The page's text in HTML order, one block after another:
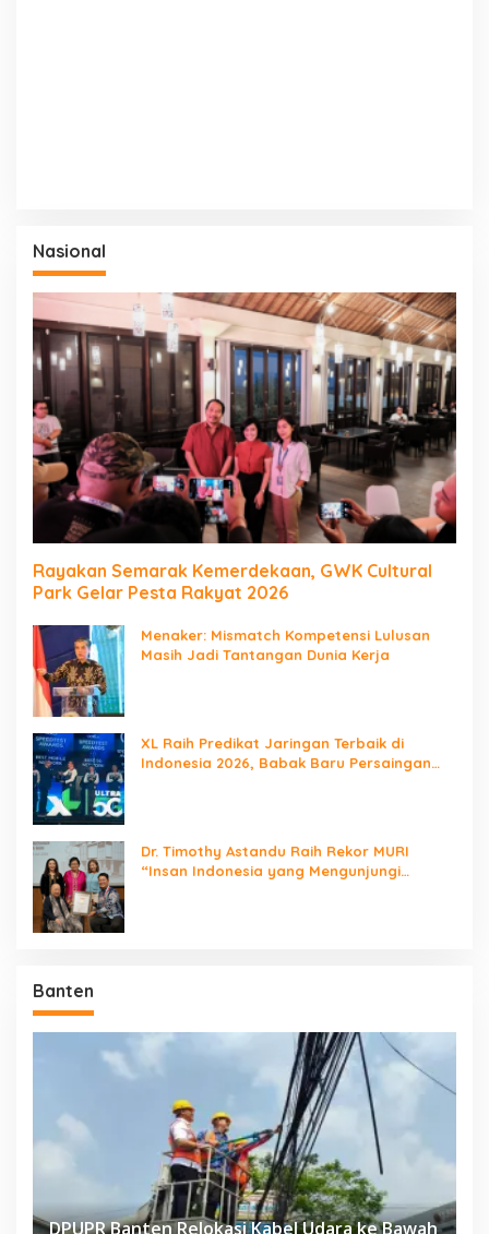
Nasional
Rayakan Semarak Kemerdekaan, GWK Cultural
Park Gelar Pesta Rakyat 2026
Menaker: Mismatch Kompetensi Lulusan
Masih Jadi Tantangan Dunia Kerja
XL Raih Predikat Jaringan Terbaik di
Indonesia 2026, Babak Baru Persaingan
Dr. Timothy Astandu Raih Rekor MURI
“Insan Indonesia yang Mengunjungi
Banten
DPUPR Banten Relokasi Kabel Udara ke Bawah